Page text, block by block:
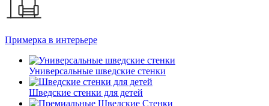
Примерка в интерьере
Универсальные шведские стенки
Шведские стенки для детей